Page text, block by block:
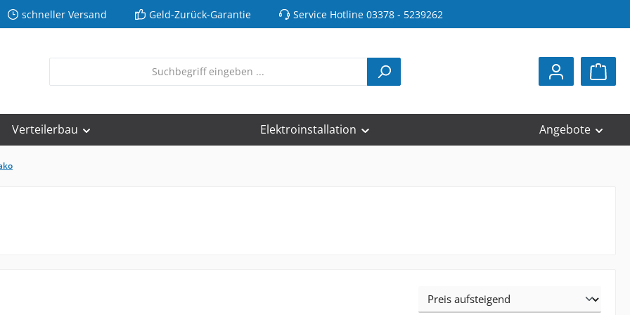
schneller Versand Geld-Zurück-Garantie Service Hotline 03378 - 5239262
Verteilerbau Elektroinstallation Angebote